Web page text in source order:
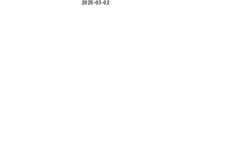
2025-03-02